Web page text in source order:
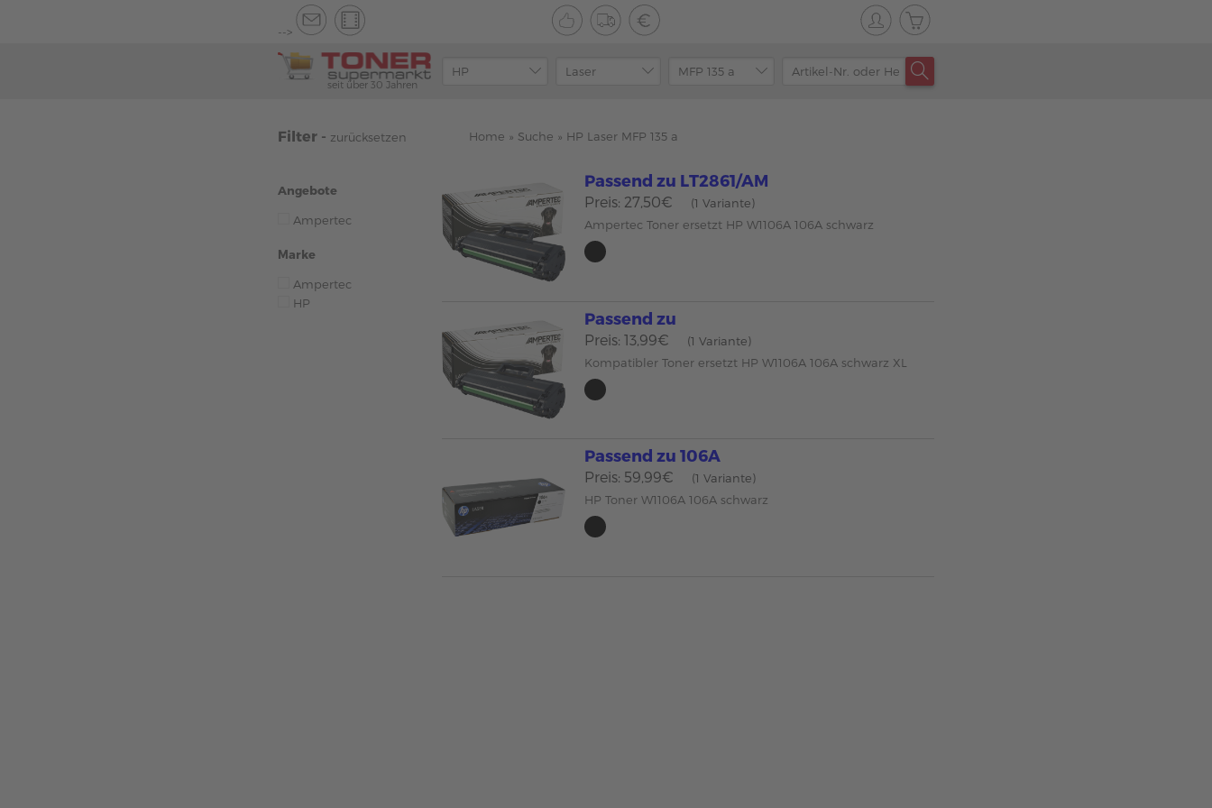
-->
seit über 30 Jahren
Filter - zurücksetzen
Angebote
Ampertec
Marke
Ampertec
HP
Home » Suche » HP Laser MFP 135 a
Passend zu LT2861/AM
Preis: 27,50€
(1 Variante)
Ampertec Toner ersetzt HP W1106A 106A schwarz
Passend zu
Preis: 13,99€
(1 Variante)
Kompatibler Toner ersetzt HP W1106A 106A schwarz XL
Passend zu 106A
Preis: 59,99€
(1 Variante)
HP Toner W1106A 106A schwarz